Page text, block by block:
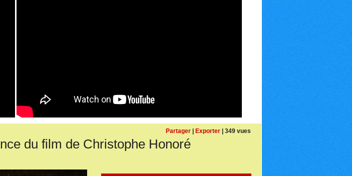
Partager | Exporter | 349 vues
du film de Christophe Honoré